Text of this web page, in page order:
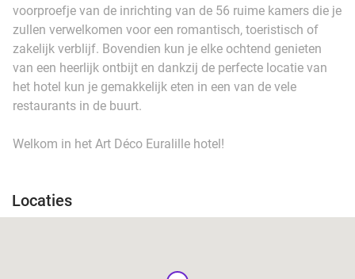
voorproefje van de inrichting van de 56 ruime kamers die je
zullen verwelkomen voor een romantisch, toeristisch of
zakelijk verblijf. Bovendien kun je elke ochtend genieten
van een heerlijk ontbijt en dankzij de perfecte locatie van
het hotel kun je gemakkelijk eten in een van de vele
restaurants in de buurt.
Welkom in het Art Déco Euralille hotel!
Locaties